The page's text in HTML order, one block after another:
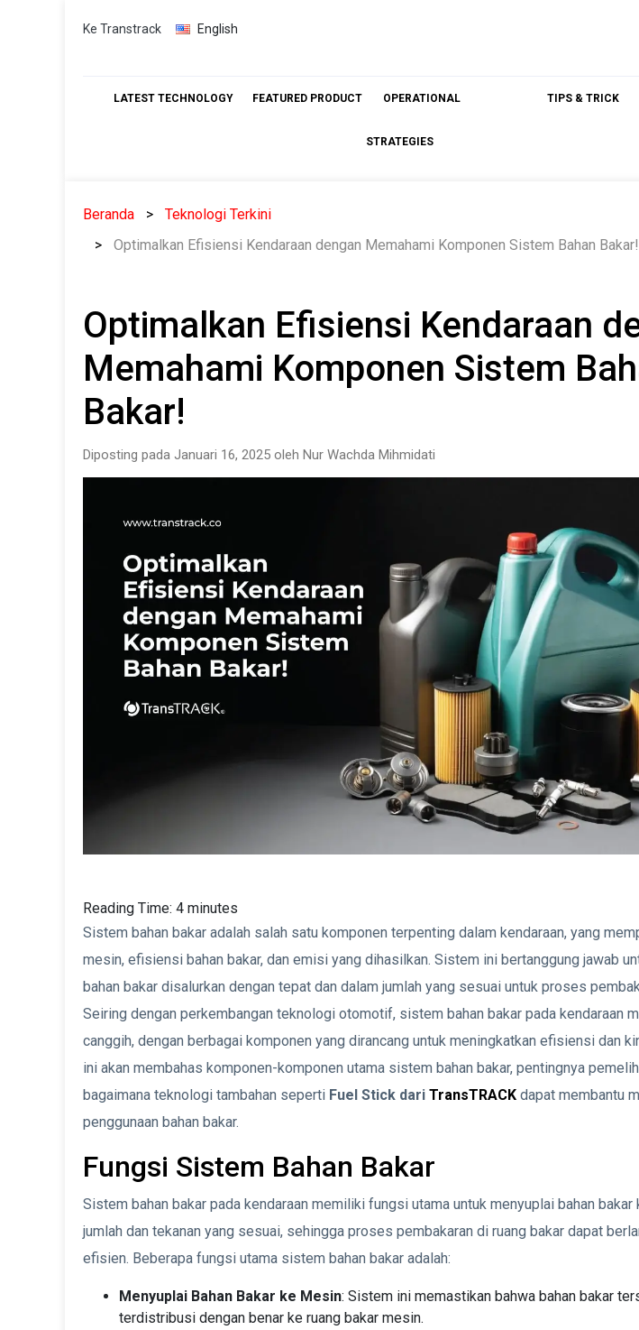
Skip
Ke Transtrack English
LATEST TECHNOLOGY FEATURED PRODUCT OPERATIONAL
STRATEGIES
TIPS & TRICK
Beranda
Teknologi Terkini
Optimalkan Efisiensi Kendaraan dengan Memahami Komponen Sistem Bahan Bakar!
Optimalkan Efisiensi Kendaraan
Memahami Komponen Sistem
Bakar!
Diposting pada Januari 16, 2025 oleh Nur Wachda Mihmidati
Reading Time: 4 minutes
Sistem bahan bakar adalah salah satu komponen terpenting dalam kendaraan, yang
mesin, efisiensi bahan bakar, dan emisi yang dihasilkan. Sistem ini bertanggung jawab
bahan bakar disalurkan dengan tepat dan dalam jumlah yang sesuai untuk proses
Seiring dengan perkembangan teknologi otomotif, sistem bahan bakar pada kendaraan
canggih, dengan berbagai komponen yang dirancang untuk meningkatkan efisiensi dan
ini akan membahas komponen-komponen utama sistem bahan bakar, pentingnya
bagaimana teknologi tambahan seperti Fuel Stick dari TransTRACK dapat membantu
penggunaan bahan bakar.
Fungsi Sistem Bahan Bakar
Sistem bahan bakar pada kendaraan memiliki fungsi utama untuk menyuplai bahan bakar
jumlah dan tekanan yang sesuai, sehingga proses pembakaran di ruang bakar dapat
efisien. Beberapa fungsi utama sistem bahan bakar adalah:
Menyuplai Bahan Bakar ke Mesin: Sistem ini memastikan bahwa bahan bakar
terdistribusi dengan benar ke ruang bakar mesin.